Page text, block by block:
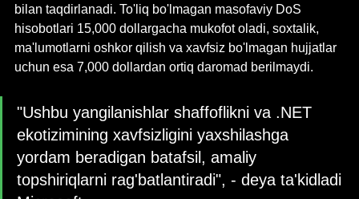
bilan taqdirlanadi. To'liq bo'lmagan masofaviy DoS
hisobotlari 15,000 dollargacha mukofot oladi, soxtalik,
ma'lumotlarni oshkor qilish va xavfsiz bo'lmagan hujjatlar
uchun esa 7,000 dollardan ortiq daromad berilmaydi.
"Ushbu yangilanishlar shaffoflikni va .NET
ekotizimining xavfsizligini yaxshilashga
yordam beradigan batafsil, amaliy
topshiriqlarni rag'batlantiradi", - deya ta'kidladi